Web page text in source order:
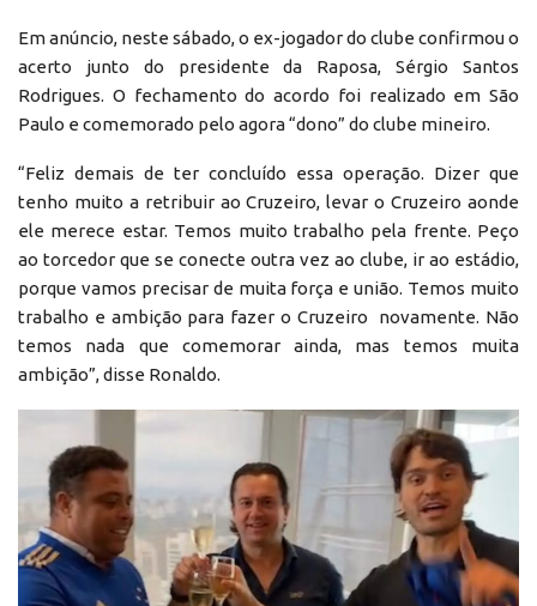
Em anúncio, neste sábado, o ex-jogador do clube confirmou o
acerto junto do presidente da Raposa, Sérgio Santos
Rodrigues. O fechamento do acordo foi realizado em São
Paulo e comemorado pelo agora “dono” do clube mineiro.
“Feliz demais de ter concluído essa operação. Dizer que
tenho muito a retribuir ao Cruzeiro, levar o Cruzeiro aonde
ele merece estar. Temos muito trabalho pela frente. Peço
ao torcedor que se conecte outra vez ao clube, ir ao estádio,
porque vamos precisar de muita força e união. Temos muito
trabalho e ambição para fazer o Cruzeiro novamente. Não
temos nada que comemorar ainda, mas temos muita
ambição”, disse Ronaldo.